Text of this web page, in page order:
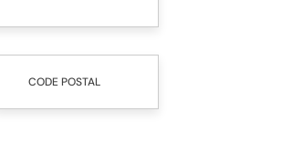
CODE POSTAL